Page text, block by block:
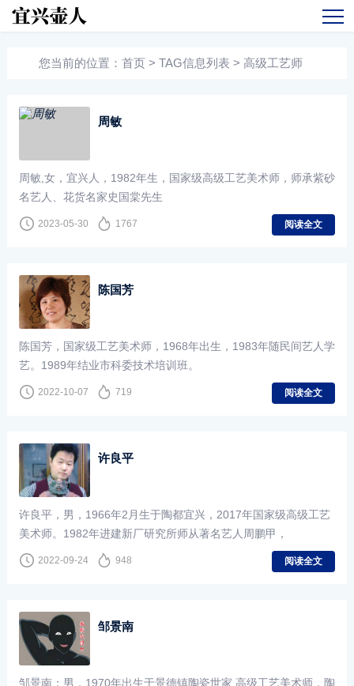
您当前的位置： 首页 > TAG信息列表 > 高级工艺师
周敏
周敏,女，宜兴人，1982年生，国家级高级工艺美术师，师承紫砂
名艺人、花货名家史国棠先生
2023-05-30 1767 阅读全文
陈国芳
陈国芳，国家级工艺美术师，1968年出生，1983年随民间艺人学
艺。1989年结业市科委技术培训班。
2022-10-07 719 阅读全文
许良平
许良平，男，1966年2月生于陶都宜兴，2017年国家级高级工艺
美术师。1982年进建新厂研究所师从著名艺人周鹏甲，
2022-09-24 948 阅读全文
邹景南
邹景南：男，1970年出生于景德镇陶瓷世家 高级工艺美术师，陶